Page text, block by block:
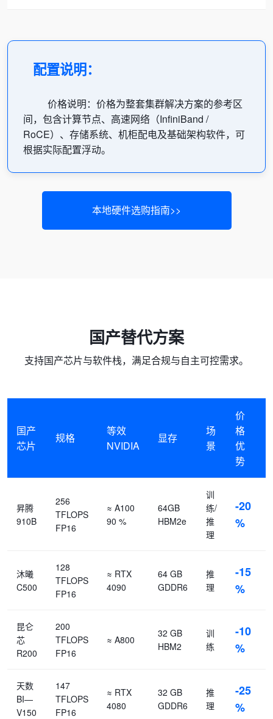
配置说明：
价格说明：价格为整套集群解决方案的参考区
间，包含计算节点、高速网络（InfiniBand /
RoCE）、存储系统、机柜配电及基础架构软件，可
根据实际配置浮动。
本地硬件选购指南>>
国产替代方案
支持国产芯片与软件栈，满足合规与自主可控需求。
国产
芯片
规格
等效
NVIDIA
显存
场
景
价
格
优
势
昇腾
910B
256
TFLOPS
FP16
≈ A100
90 %
64GB
HBM2e
训
练/
推
理
-20
%
沐曦
C500
128
TFLOPS
FP16
≈ RTX
4090
64 GB
GDDR6
推
理
-15
%
昆仑
芯
R200
200
TFLOPS
FP16
≈ A800
32 GB
HBM2
训
练
-10
%
天数
BI—
V150
147
TFLOPS
FP16
≈ RTX
4080
32 GB
GDDR6
推
理
-25
%